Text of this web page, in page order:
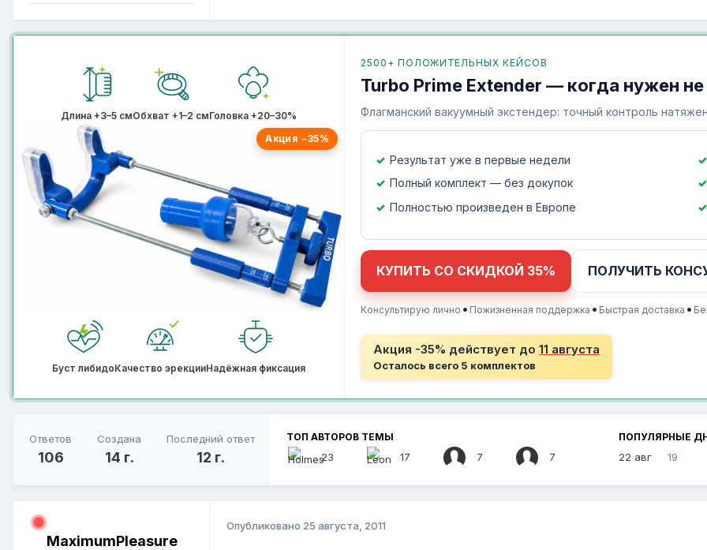
Длина +3–5 смОбхват +1–2 смГоловка +20–30%
Акция −35%
Буст либидоКачество эрекцииНадёжная фиксация
2500+ ПОЛОЖИТЕЛЬНЫХ КЕЙСОВ
Turbo Prime Extender — когда нужен
Флагманский вакуумный экстендер: точный контроль
Результат уже в первые недели
Полный комплект — без докупок
Полностью произведен в Европе
КУПИТЬ СО СКИДКОЙ 35% ПОЛУЧИТЬ
Консультирую лично • Пожизненная поддержка • Быстрая доставка •
Акция -35% действует до 11 августа
Осталось всего 5 комплектов
Ответов
106
Создана
14 г.
Последний ответ
12 г.
ТОП АВТОРОВ ТЕМЫ
23 17 7 7
ПОПУЛЯРНЫЕ
22 авг 19
MaximumPleasure
Опубликовано 25 августа, 2011